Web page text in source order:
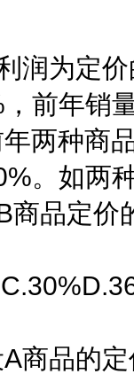
为定价
前年销
两种商
。如两
商品定价
品的定